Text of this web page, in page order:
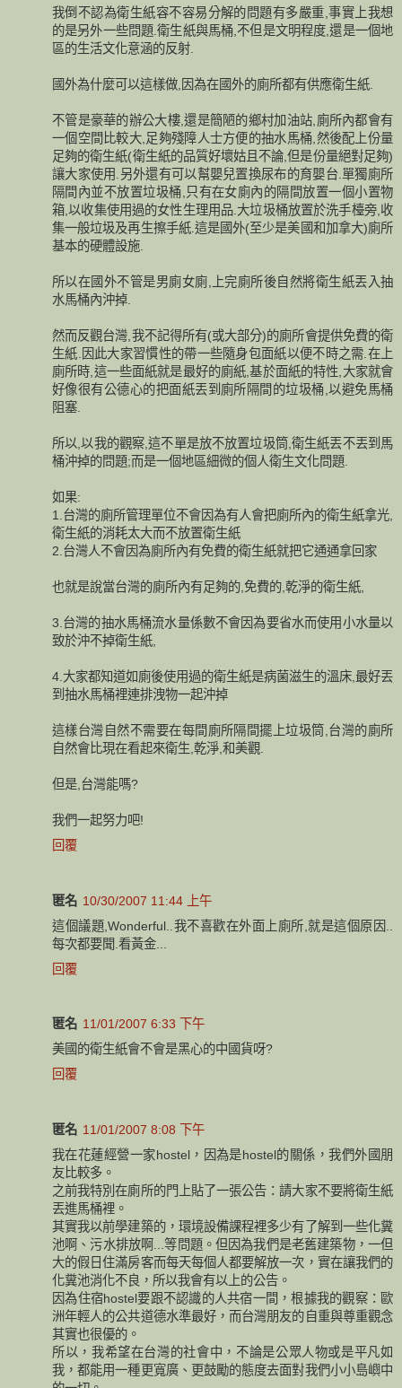
我倒不認為衛生紙容不容易分解的問題有多嚴重,事實上我想
的是另外一些問題.衛生紙與馬桶,不但是文明程度,還是一個地
區的生活文化意涵的反射.
國外為什麼可以這樣做,因為在國外的廁所都有供應衛生紙.
不管是豪華的辦公大樓,還是簡陋的鄉村加油站,廁所內都會有
一個空間比較大,足夠殘障人士方便的抽水馬桶,然後配上份量
足夠的衛生紙(衛生紙的品質好壞姑且不論,但是份量絕對足夠)
讓大家使用.另外還有可以幫嬰兒置換尿布的育嬰台.單獨廁所
隔間內並不放置垃圾桶,只有在女廁內的隔間放置一個小置物
箱,以收集使用過的女性生理用品.大垃圾桶放置於洗手檯旁,收
集一般垃圾及再生擦手紙.這是國外(至少是美國和加拿大)廁所
基本的硬體設施.
所以在國外不管是男廁女廁,上完廁所後自然將衛生紙丟入抽
水馬桶內沖掉.
然而反觀台灣,我不記得所有(或大部分)的廁所會提供免費的衛
生紙.因此大家習慣性的帶一些隨身包面紙以便不時之需.在上
廁所時,這一些面紙就是最好的廁紙,基於面紙的特性,大家就會
好像很有公德心的把面紙丟到廁所隔間的垃圾桶,以避免馬桶
阻塞.
所以,以我的觀察,這不單是放不放置垃圾筒,衛生紙丟不丟到馬
桶沖掉的問題;而是一個地區細微的個人衛生文化問題.
如果:
1.台灣的廁所管理單位不會因為有人會把廁所內的衛生紙拿光,
衛生紙的消耗太大而不放置衛生紙
2.台灣人不會因為廁所內有免費的衛生紙就把它通通拿回家
也就是說當台灣的廁所內有足夠的,免費的,乾淨的衛生紙,
3.台灣的抽水馬桶流水量係數不會因為要省水而使用小水量以
致於沖不掉衛生紙,
4.大家都知道如廁後使用過的衛生紙是病菌滋生的溫床,最好丟
到抽水馬桶裡連排洩物一起沖掉
這樣台灣自然不需要在每間廁所隔間擺上垃圾筒,台灣的廁所
自然會比現在看起來衛生,乾淨,和美觀.
但是,台灣能嗎?
我們一起努力吧!
回覆
匿名 10/30/2007 11:44 上午
這個議題,Wonderful..我不喜歡在外面上廁所,就是這個原因..
每次都要聞.看黃金...
回覆
匿名 11/01/2007 6:33 下午
美國的衛生紙會不會是黑心的中國貨呀?
回覆
匿名 11/01/2007 8:08 下午
我在花蓮經營一家hostel，因為是hostel的關係，我們外國朋
友比較多。
之前我特別在廁所的門上貼了一張公告：請大家不要將衛生紙
丟進馬桶裡。
其實我以前學建築的，環境設備課程裡多少有了解到一些化糞
池啊、污水排放啊...等問題。但因為我們是老舊建築物，一但
大的假日住滿房客而每天每個人都要解放一次，實在讓我們的
化糞池消化不良，所以我會有以上的公告。
因為住宿hostel要跟不認識的人共宿一間，根據我的觀察：歐
洲年輕人的公共道德水準最好，而台灣朋友的自重與尊重觀念
其實也很優的。
所以，我希望在台灣的社會中，不論是公眾人物或是平凡如
我，都能用一種更寬廣、更鼓勵的態度去面對我們小小島嶼中